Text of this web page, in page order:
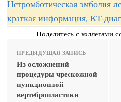
Нетромботическая эмболия
краткая информация, КТ-
Поделитесь с коллегами
ПРЕДЫДУЩАЯ ЗАПИСЬ
Из осложнений
процедуры чрескожной
пункционной
вертебропластики